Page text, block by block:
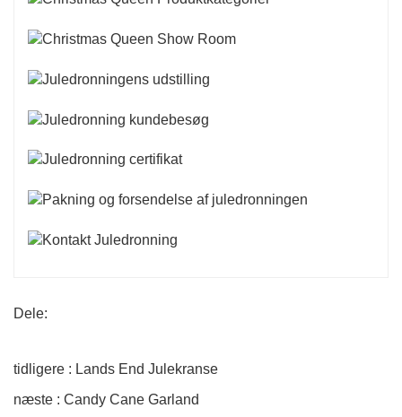
Dele:
tidligere : Lands End Julekranse
næste : Candy Cane Garland